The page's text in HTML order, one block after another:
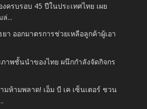
ครบรอบ 45 ปีในประเทศไทย เผย
...
า ออกมาตรการช่วยเหลือลูกค้าผู้เอา
าพชั้นนำของไทย ผนึกกำลังจัดกิจกร
มห้ามพลาด! เอ็ม บี เค เซ็นเตอร์ ชวน